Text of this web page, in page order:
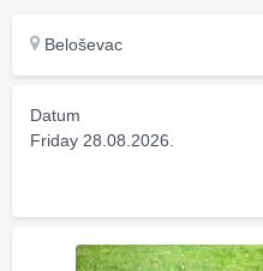
Beloševac
Datum
Friday 28.08.2026.